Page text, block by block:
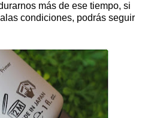
más de ese tiempo, si
condiciones, podrás seguir